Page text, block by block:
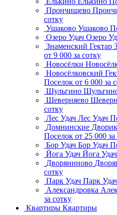
Прончищево
сотку
Ушаково Ушаково
Озеро Удач Озеро
Знаменский Гектар
от 9 000 за сотку
Новосёлки
Новосёлковский
Поселок от 6 000 за
Шульгино
Шеверняево
сотку
Лес Удач Лес Удач
Домнинские
Поселок от 25 000 за
Бор Удач Бор Удач
Йога Удач Йога Удач
Дворяниново
сотку
Парк Удач Парк
Александровка
за сотку
Квартиры Квартиры